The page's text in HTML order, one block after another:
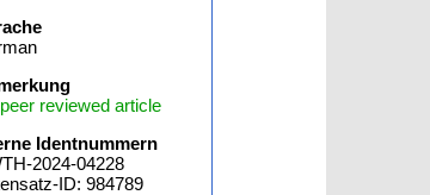
reviewed article
Identnummern
2024-04228
ID: 984789